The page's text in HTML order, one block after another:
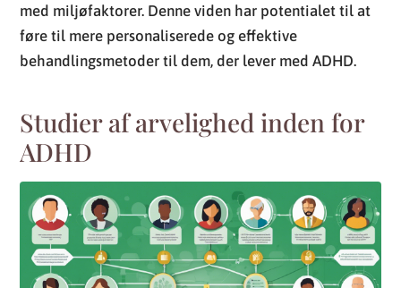
med miljøfaktorer. Denne viden har potentialet til at
føre til mere personaliserede og effektive
behandlingsmetoder til dem, der lever med ADHD.
Studier af arvelighed inden for
ADHD